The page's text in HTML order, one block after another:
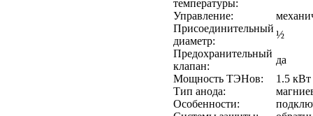
температуры:
Управление:
Присоединительный
диаметр:
½
Предохранительный
клапан:
да
Мощность ТЭНов:
1.5 кВт
Тип анода:
Особенности: